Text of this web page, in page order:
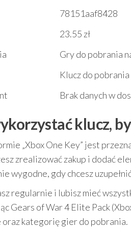
78151aaf8428
23.55 zł
Gry do pobrania
Klucz do
Brak danych w
klucz,
„Xbox One Key” jest
zrealizować zakup i dodać
wygodne, gdy chcesz
regularnie i lubisz mieć
Gears of War 4 Elite Pack
oraz kategorię gier do pobrania.